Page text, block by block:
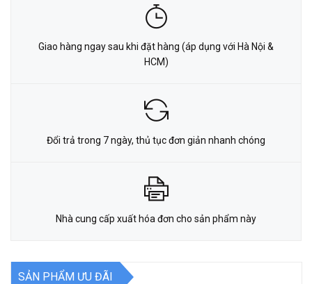
Giao hàng ngay sau khi đặt hàng (áp dụng với Hà Nội &
HCM)
Đổi trả trong 7 ngày, thủ tục đơn giản nhanh chóng
Nhà cung cấp xuất hóa đơn cho sản phẩm này
SẢN PHẨM ƯU ĐÃI